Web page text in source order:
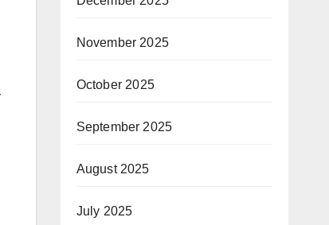
November 2025
October 2025
September 2025
August 2025
July 2025